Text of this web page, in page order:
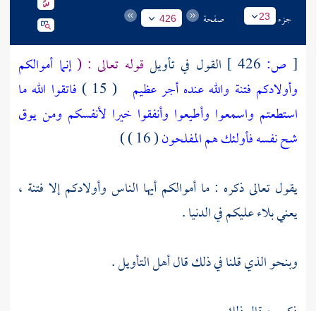
جزء 23 صفحة 426
[ ص: القول في تأويل قوله تعالى : (إنما أموالكم
وأولادكم فتنة والله عنده أجر عظيم
( 15 )
فاتقوا الله ما
استطعتم واسمعوا وأطيعوا وأنفقوا خيرا لأنفسكم ومن يوق
شح نفسه فأولئك هم المفلحون( 16 ) )
يقول تعالى ذكره : ما أموالكم أيها الناس وأولادكم إلا فتنة ،
يعني بلاء عليكم في الدنيا .
وبنحو الذي قلنا في ذلك قال أهل التأويل .